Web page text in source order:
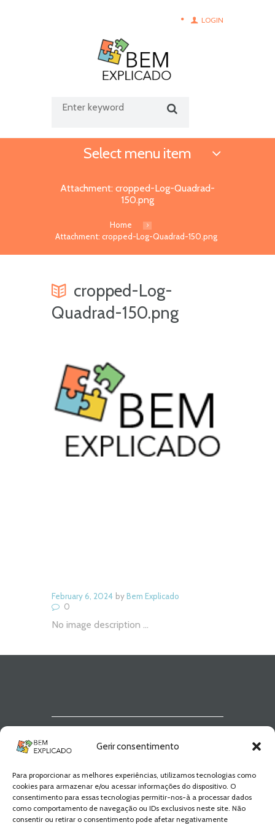
Gerir consentimento
Para proporcionar as melhores experiências, utilizamos tecnologias como
cookies para armazenar e/ou acessar informações do dispositivo. O
consentimento para essas tecnologias permitir-nos-à a processar dados
como comportamento de navegação ou IDs exclusivos neste site. Não
consentir ou retirar o consentimento pode afetar negativamente
LOGIN
Select menu item
Attachment: cropped-Log-Quadrad-
150.png
Home
Attachment: cropped-Log-Quadrad-150.png
cropped-Log-
Quadrad-150.png
February 6, 2024 byBem Explicado
0
No image description ...
Newsletter Bem
Explicado
Fica a par de todas as novidades! Zero
Spam, apenas novidades e novos
conteúdos!